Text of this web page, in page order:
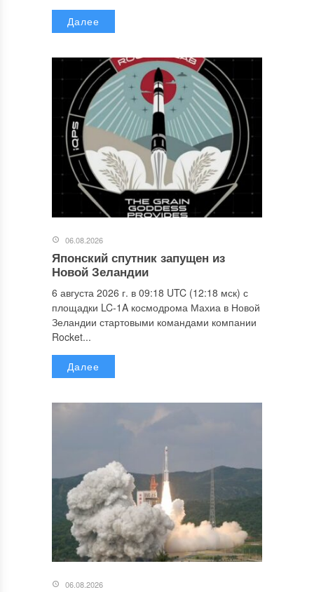
Далее
06.08.2026
Японский спутник запущен из
Новой Зеландии
6 августа 2026 г. в 09:18 UTC (12:18 мск) с
площадки LC-1A космодрома Махиа в Новой
Зеландии стартовыми командами компании
Rocket...
Далее
06.08.2026